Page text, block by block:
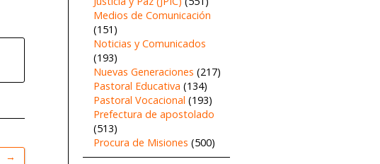
→
Medios de Comunicación
(151)
Noticias y Comunicados
(193)
Nuevas Generaciones (217)
Pastoral Educativa (134)
Pastoral Vocacional (193)
Prefectura de apostolado
(513)
Procura de Misiones (500)